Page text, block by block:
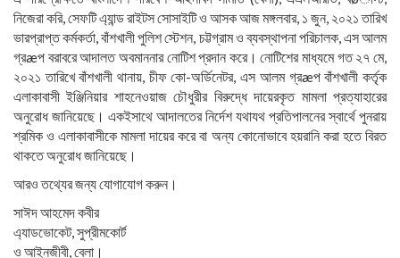
নিজেরা করি, সেফটি এ্যান্ড রাইটস সোসাইটি ও আসক আজ মঙ্গলবার, ১ জুন, ২০২১ তারিখ
ভারপ্রাপ্ত কর্মকর্তা, বাঁশখালী পুলিশ স্টেশন, চট্টগ্রাম ও ব্যবস্থাপনা পরিচালক, এস আলম
গ্রæপ বরাবরে আদালত অবমাননার নোটিশ প্রদান করে। নোটিশের মাধ্যমে গত ২৭ মে,
২০২১ তারিখে বাঁশখালী থানায়, চীফ কো-অর্ডিনেটর, এস আলম গ্রæপ বাঁশখালী কর্তৃক
এলাকাবাসী ইঞ্জিনিয়ার শাহনেওয়াজ চৌধুরীর বিরুদ্ধে দায়েরকৃত মামলা প্রত্যাহারের
অনুরোধ জানিয়েছে। একইসাথে আদালতের নির্দেশ যথাযথ প্রতিপালনের স্বার্থে পুনরায়
শ্রমিক ও এলাকাবাসীকে মামলা দায়ের করে বা অন্য কোনোভাবে হয়রানি করা হতে বিরত
থাকতে অনুরোধ জানিয়েছে।
আরও তথ্যের জন্য যোগাযোগ করুন।
সাঈদ আহমেদ কবীর
এ্যাডভোকেট, সুপ্রীমকোর্ট
ও আইনজীবী, বেলা।